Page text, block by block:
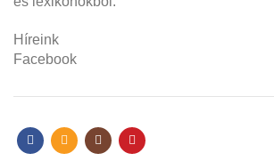
Híreink
Facebook